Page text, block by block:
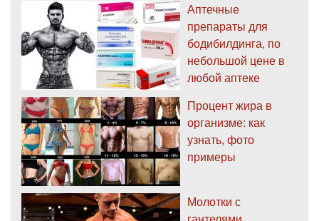
Аптечные
препараты для
бодибилдинга, по
небольшой цене в
любой аптеке
Процент жира в
организме: как
узнать, фото
примеры
Молотки с